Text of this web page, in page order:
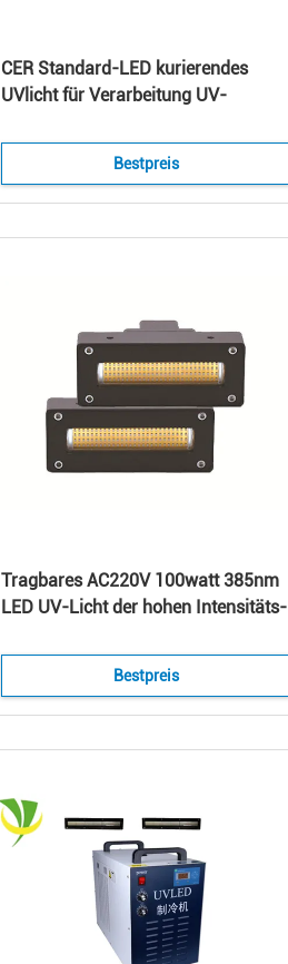
CER Standard-LED kurierendes
UVlicht für Verarbeitung UV-
Bestpreis
Tragbares AC220V 100watt 385nm
LED UV-Licht der hohen Intensitäts-
Bestpreis